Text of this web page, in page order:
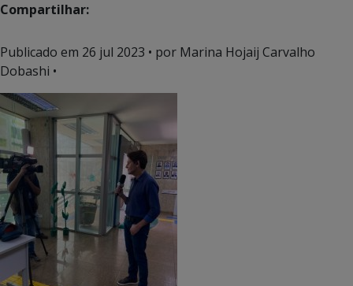
Compartilhar:
Publicado em 26 jul 2023 • por Marina Hojaij Carvalho
Dobashi •